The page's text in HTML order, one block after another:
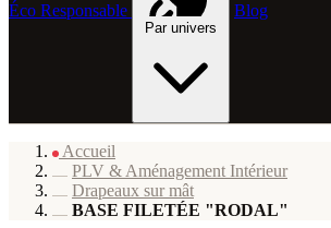
Éco Responsable
Par univers
Blog
Accueil
PLV & Aménagement Intérieur
Drapeaux sur mât
BASE FILETÉE "RODAL"